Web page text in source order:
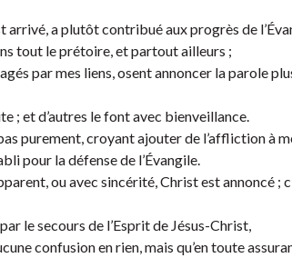
arrivé, a plutôt contribué aux progrès de
tout le prétoire, et partout ailleurs ;
par mes liens, osent annoncer la parole
; et d’autres le font avec bienveillance.
purement, croyant ajouter de l’affliction à
pour la défense de l’Évangile.
ou avec sincérité, Christ est annoncé ;
le secours de l’Esprit de Jésus-Christ,
confusion en rien, mais qu’en toute